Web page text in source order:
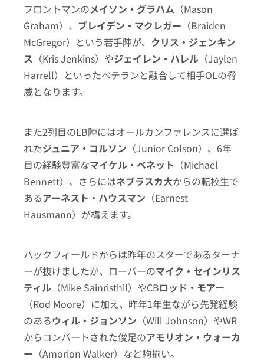
フロントマンのメイソン・グラハム （Mason
Graham）、 ブレイデン・マクレガー （Braiden
McGregor）という若手陣が、 クリス・ジェンキン
ス （Kris Jenkins）やジェイレン・ハレル （Jaylen
Harrell）といったベテランと融合して相手OLの脅
威となります。
また2列目のLB陣にはオールカンファレンスに選ば
れたジュニア・コルソン （Junior Colson）、6年
目の経験豊富なマイケル・ベネット （Michael
Bennett）、さらにはネブラスカ大からの転校生で
あるアーネスト・ハウスマン （Earnest
Hausmann）が構えます。
バックフィールドからは昨年のスターであるターナ
ーが抜けましたが、ローバーのマイク・セインリス
ティル （Mike Sainristhil）やCBロッド・モアー
（Rod Moore）に加え、昨年1年生ながら先発経験
のあるウィル・ジョンソン （Will Johnson）やWR
からコンバートされた俊足のアモリオン・ウォーカ
ー （Amorion Walker）など駒揃い。